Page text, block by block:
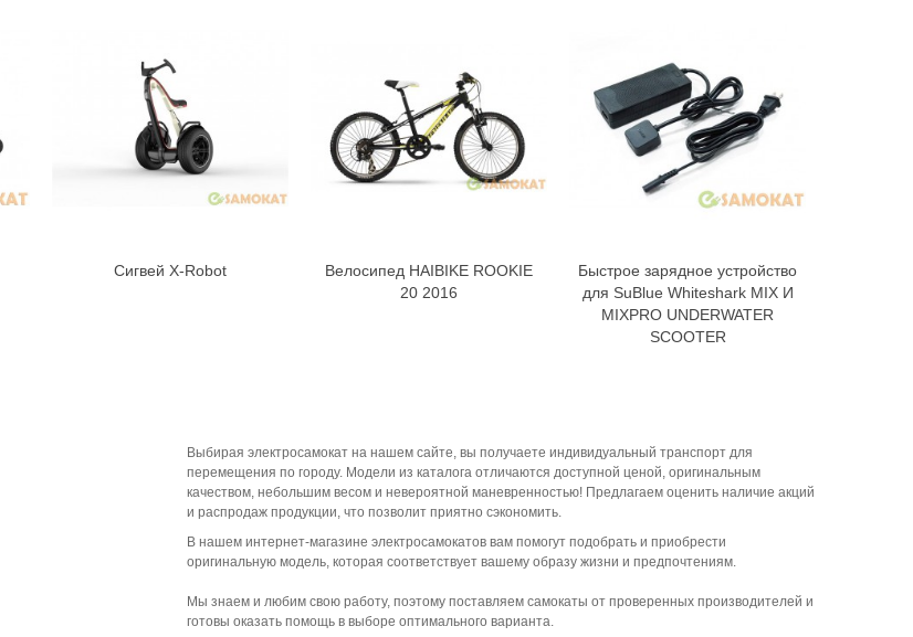
В корзину
Сигвей X-Robot В корзину
Велосипед HAIBIKE ROOKIE
20 2016
В корзину
Быстрое зарядное устройство
для SuBlue Whiteshark MIX И
MIXPRO UNDERWATER
SCOOTER
Выбирая электросамокат на нашем сайте, вы получаете индивидуальный транспорт для
перемещения по городу. Модели из каталога отличаются доступной ценой, оригинальным
качеством, небольшим весом и невероятной маневренностью! Предлагаем оценить наличие акций
и распродаж продукции, что позволит приятно сэкономить.
В нашем интернет-магазине электросамокатов вам помогут подобрать и приобрести
оригинальную модель, которая соответствует вашему образу жизни и предпочтениям.
Мы знаем и любим свою работу, поэтому поставляем самокаты от проверенных производителей и
готовы оказать помощь в выборе оптимального варианта.